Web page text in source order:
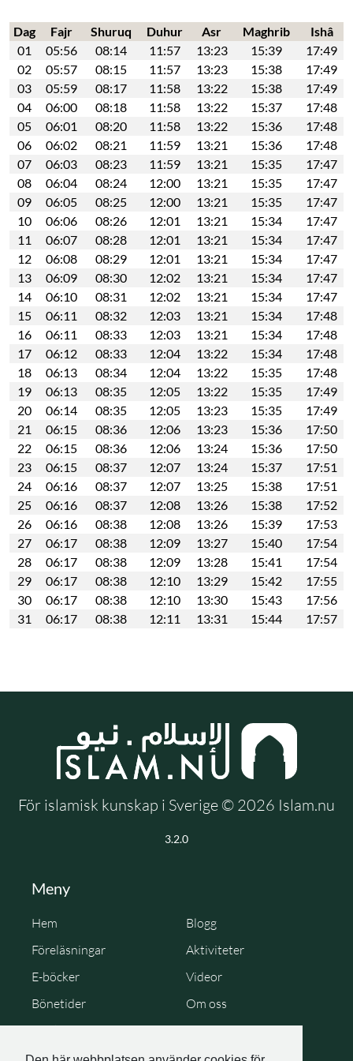
Dag Fajr Shuruq Duhur Asr Maghrib
Ishâ
01
05:56 08:14 11:57 13:23 15:39
17:49
02
05:57 08:15 11:57 13:23 15:38
17:49
03
05:59 08:17 11:58 13:22 15:38
17:49
04
06:00 08:18 11:58 13:22 15:37
17:48
05
06:01 08:20 11:58 13:22 15:36
17:48
06
06:02 08:21 11:59 13:21 15:36
17:48
07
06:03 08:23 11:59 13:21 15:35
17:47
08
06:04 08:24 12:00 13:21 15:35
17:47
09
06:05 08:25 12:00 13:21 15:35
17:47
10
06:06 08:26 12:01 13:21 15:34
17:47
11
06:07 08:28 12:01 13:21 15:34
17:47
12
06:08 08:29 12:01 13:21 15:34
17:47
13
06:09 08:30 12:02 13:21 15:34
17:47
14
06:10 08:31 12:02 13:21 15:34
17:47
15
06:11 08:32 12:03 13:21 15:34
17:48
16
06:11 08:33 12:03 13:21 15:34
17:48
17
06:12 08:33 12:04 13:22 15:34
17:48
18
06:13 08:34 12:04 13:22 15:35
17:48
19
06:13 08:35 12:05 13:22 15:35
17:49
20
06:14 08:35 12:05 13:23 15:35
17:49
21
06:15 08:36 12:06 13:23 15:36
17:50
22
06:15 08:36 12:06 13:24 15:36
17:50
23
06:15 08:37 12:07 13:24 15:37
17:51
24
06:16 08:37 12:07 13:25 15:38
17:51
25
06:16 08:37 12:08 13:26 15:38
17:52
26
06:16 08:38 12:08 13:26 15:39
17:53
27
06:17 08:38 12:09 13:27 15:40
17:54
28
06:17 08:38 12:09 13:28 15:41
17:54
29
06:17 08:38 12:10 13:29 15:42
17:55
30
06:17 08:38 12:10 13:30 15:43
17:56
31
06:17 08:38 12:11 13:31 15:44 17:57
För islamisk kunskap i Sverige © 2026 Islam.nu
3.2.0
Meny
Hem
Blogg
Föreläsningar
Aktiviteter
E-böcker
Videor
Bönetider
Om oss
Cookie Policy
Personuppgiftspolicy